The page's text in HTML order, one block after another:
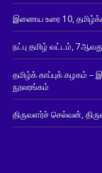
இணைய உரை 10,
நட்பு தமிழ் வட்டம்,
தமிழ்க் காப்புக் கழகம்
நூலரங்கம்
திருவளர்ச் செல்வன்,